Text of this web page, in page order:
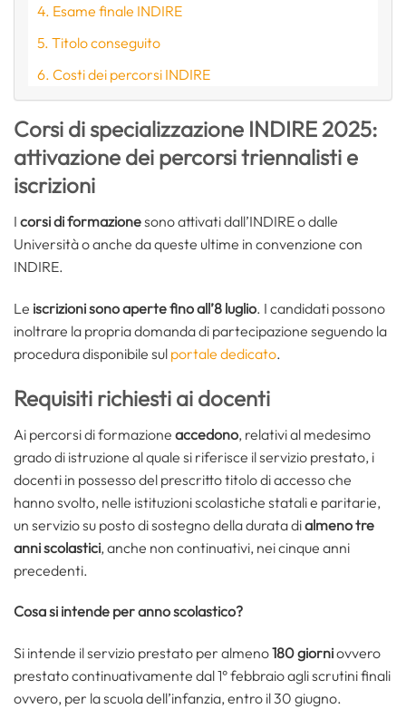
Esame finale INDIRE
Titolo conseguito
Costi dei percorsi INDIRE
Corsi di specializzazione INDIRE 2025:
attivazione dei percorsi triennalisti e
iscrizioni
I corsi di formazionesono attivati dall’INDIRE o dalle
Università o anche da queste ultime in convenzione con
INDIRE.
Le iscrizioni sono aperte fino all’8 luglio. I candidati possono
inoltrare la propria domanda di partecipazione seguendo la
procedura disponibile sul portale dedicato.
Requisiti richiesti ai docenti
Ai percorsi di formazione accedono, relativi al medesimo
grado di istruzione al quale si riferisce il servizio prestato, i
docenti in possesso del prescritto titolo di accesso che
hanno svolto, nelle istituzioni scolastiche statali e paritarie,
un servizio su posto di sostegno della durata dialmeno tre
anni scolastici, anche non continuativi, nei cinque anni
precedenti.
Cosa si intende per anno scolastico?
Si intende il servizio prestato per almeno180 giorniovvero
prestato continuativamente dal 1° febbraio agli scrutini finali
ovvero, per la scuola dell’infanzia, entro il 30 giugno.